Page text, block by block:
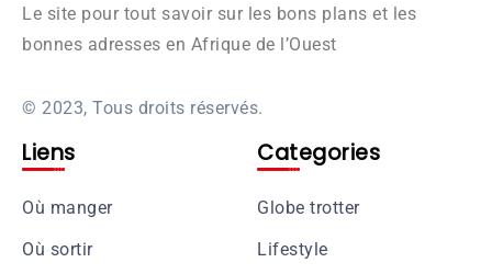
Le site pour tout savoir sur les bons plans et les
bonnes adresses en Afrique de l’Ouest
© 2023, Tous droits réservés.
Liens
Où manger
Où sortir
Categories
Globe trotter
Lifestyle